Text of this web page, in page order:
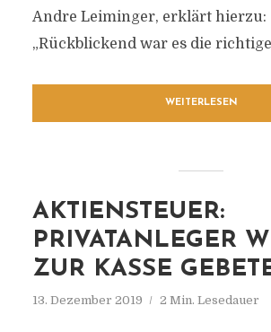
Andre Leiminger, erklärt hierzu:
„Rückblickend war es die
WEITERLESEN
AKTIENSTEUER:
PRIVATANLEGER
ZUR KASSE
13. Dezember 2019 2 Min. Lesedauer